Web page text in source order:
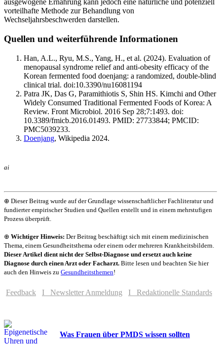
ausgewogene Ernährung kann jedoch eine natürliche und potenziell
vorteilhafte Methode zur Behandlung von
Wechseljahrsbeschwerden darstellen.
Quellen und weiterführende Informationen
Han, A.L., Ryu, M.S., Yang, H., et al. (2024). Evaluation of
menopausal syndrome relief and anti-obesity efficacy of the
Korean fermented food doenjang: a randomized, double-blind
clinical trial. doi:10.3390/nu16081194
Patra JK, Das G, Paramithiotis S, Shin HS. Kimchi and Other
Widely Consumed Traditional Fermented Foods of Korea: A
Review. Front Microbiol. 2016 Sep 28;7:1493. doi:
10.3389/fmicb.2016.01493. PMID: 27733844; PMCID:
PMC5039233.
Doenjang, Wikipedia 2024.
ai
⊕ Dieser Beitrag wurde auf der Grundlage wissenschaftlicher Fachliteratur und
fundierter empirischer Studien und Quellen erstellt und in einem mehrstufigen
Prozess überprüft.
⊕ Wichtiger Hinweis: Der Beitrag beschäftigt sich mit einem medizinischen
Thema, einem Gesundheitsthema oder einem oder mehreren Krankheitsbildern.
Dieser Artikel dient nicht der Selbst-Diagnose und ersetzt auch keine
Diagnose durch einen Arzt oder Facharzt. Bitte lesen und beachten Sie hier
auch den Hinweis zu Gesundheitsthemen!
Feedback I Newsletter Anmeldung I Redaktionelle Standards
Was Frauen über PMDS wissen sollten